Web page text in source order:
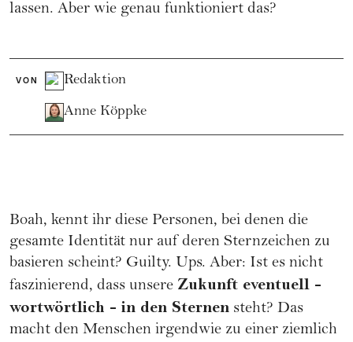
lassen. Aber wie genau funktioniert das?
VON Redaktion
Anne Köppke
Boah, kennt ihr diese Personen, bei denen die
gesamte Identität nur auf deren Sternzeichen zu
basieren scheint? Guilty. Ups. Aber: Ist es nicht
faszinierend, dass unsere Zukunft eventuell -
wortwörtlich - in den Sternen steht? Das
macht den Menschen irgendwie zu einer ziemlich